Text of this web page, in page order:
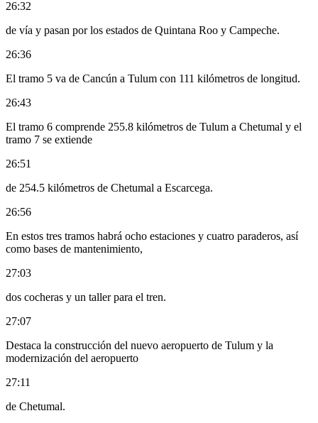
26:32
de vía y pasan por los estados de Quintana Roo y Campeche.
26:36
El tramo 5 va de Cancún a Tulum con 111 kilómetros de longitud.
26:43
El tramo 6 comprende 255.8 kilómetros de Tulum a Chetumal y el
tramo 7 se extiende
26:51
de 254.5 kilómetros de Chetumal a Escarcega.
26:56
En estos tres tramos habrá ocho estaciones y cuatro paraderos, así
como bases de mantenimiento,
27:03
dos cocheras y un taller para el tren.
27:07
Destaca la construcción del nuevo aeropuerto de Tulum y la
modernización del aeropuerto
27:11
de Chetumal.